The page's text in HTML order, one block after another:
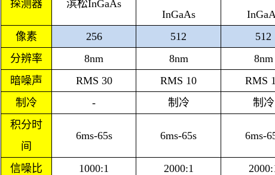
探测器 滨松InGaAs
InGaAs
像素
256 512
512
分辨率
8nm 8nm
8nm
暗噪声
RMS 30 RMS 10
RMS
制冷
- 制冷
制冷
积分时
间
6ms-65s 6ms-65s 6ms-
信噪比 1000:1 2000:1